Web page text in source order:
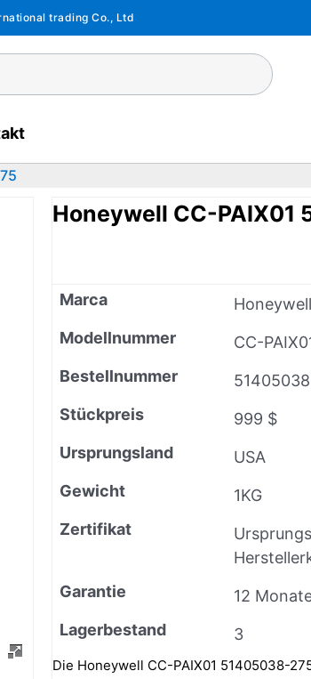
trading Co., Ltd
Honeywell CC-PAIX01
Marca
Honeywell
Modellnummer
CC-
Bestellnummer
Stückpreis
999 $
Ursprungsland
USA
Gewicht
1KG
Zertifikat
Garantie
12
Lagerbestand
3
Die Honeywell CC-PAIX01 51405038-